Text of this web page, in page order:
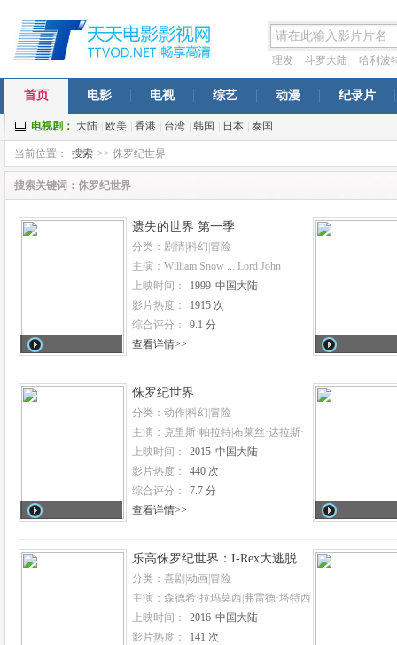
理发 斗罗大陆
哈利波
穹年番
一念永恒 西虹
首页 电影 电视 综艺 动漫 纪录片
电视剧： 大陆 欧美 香港 台湾 韩国 日本 泰国
当前位置： 搜索 >> 侏罗纪世界
搜索关键词：侏罗纪世界
遗失的世界 第一季
分类：剧情|科幻|冒险
主演：William Snow ... Lord John
Roxton
上映时间： 1999 中国大陆
影片热度：
1915 次
综合评分：
9.1 分
查看详情>>
侏罗纪世界
分类：动作|科幻|冒险
主演：克里斯·帕拉特|布莱丝·达拉斯·
霍华德|文森特·多诺费奥|泰·辛普金斯|
尼克·罗宾森|奥玛·希|黄荣亮|伊尔凡·可
汗|朱迪·格雷尔|杰克·约翰逊|劳伦·拉普
库斯|凯蒂·麦克格雷斯|布莱恩·泰|埃迪
·J.费尔南德斯|因德尔·库马尔|安迪·巴克
利|吉米·法伦
上映时间： 2015 中国大陆
影片热度：
440 次
综合评分：
7.7 分
查看详情>>
乐高侏罗纪世界：I-Rex大逃脱
分类：喜剧|动画|冒险
主演：森德希·拉玛莫西|弗雷德·塔特西
奥|黄荣亮|扎克瑞·莱维|劳伦·拉普库斯|
杰克·约翰逊|布莱丝·达拉斯·霍华德|A.J.
LoCascio|David Gunning
上映时间： 2016 中国大陆
影片热度：
141 次